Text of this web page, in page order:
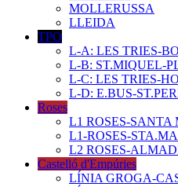
MOLLERUSSA
LLEIDA
TPO
L-A: LES TRIES-
L-B: ST.MIQUEL-
L-C: LES TRIES-
L-D: E.BUS-
Roses
L1 ROSES-SANTA
L1-ROSES-
L2 ROSES-
Castelló d'Empúries
LÍNIA GROGA-